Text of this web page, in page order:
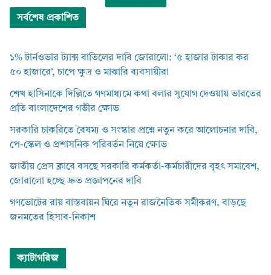
সর্বশেষ প্রকাশিত
১% টার্নওভার ট্যাক্স বাতিলের দাবি জোরালো: ‘৫ হাজার টাকার কর
৫০ হাজারে’, চাপে ক্ষুদ্র ও মাঝারি ব্যবসায়ীরা
শেখ হাসিনাকে দিল্লিতে গণমাধ্যমে কথা বলার সুযোগ দেওয়ায় ভারতের
প্রতি বাংলাদেশের গভীর ক্ষোভ
সরকারি চাকরিতে বৈষম্য ও সংস্কার প্রশ্নে নতুন করে আলোচনার দাবি,
পে-স্কেল ও প্রশাসনিক পরিবর্তন নিয়ে ক্ষোভ
জাতীয় প্রেস ক্লাবে বসছে সরকারি কর্মকর্তা-কর্মচারীদের বৃহৎ সমাবেশ,
জোরালো হচ্ছে দ্রুত প্রজ্ঞাপনের দাবি
গণভোটের রায় বাস্তবায়ন ঘিরে নতুন রাজনৈতিক সমীকরণ, বাড়ছে
জনমতের হিসাব-নিকাশ
ক্যাটাগরিজ